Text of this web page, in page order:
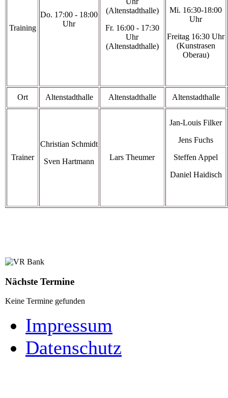
Training
Do. 17:00 - 18:00
Uhr
(Altenstadthalle)
Fr. 16:00 - 17:30
Uhr
(Altenstadthalle)
Mi. 16:30-18:00
Uhr
Freitag 16:30 Uhr
(Kunstrasen
Oberau)
Ort Altenstadthalle Altenstadthalle Altenstadthalle
Trainer
Christian Schmidt
Sven Hartmann
Lars Theumer
Jan-Louis Filker
Jens Fuchs
Steffen Appel
Daniel Haidisch
Nächste Termine
Keine Termine gefunden
Impressum
Datenschutz